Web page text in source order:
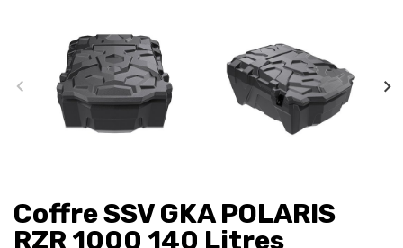
Coffre SSV GKA POLARIS
RZR 1000 140 Litres